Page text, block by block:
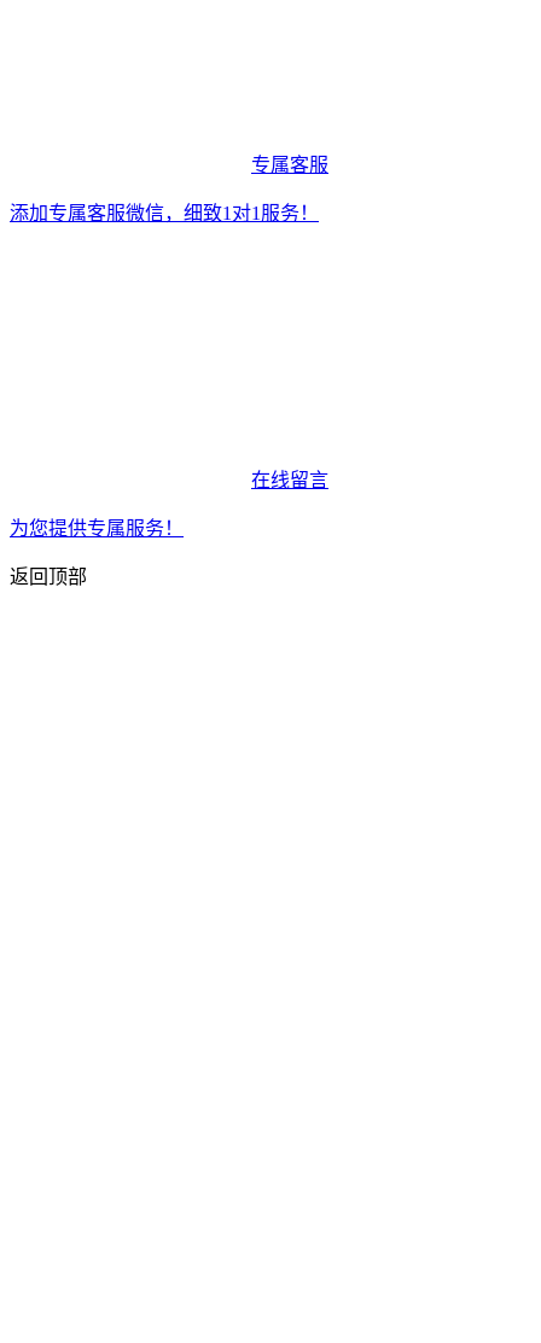
专属客服
添加专属客服微信，细致1对1服务！
在线留言
为您提供专属服务！
返回顶部